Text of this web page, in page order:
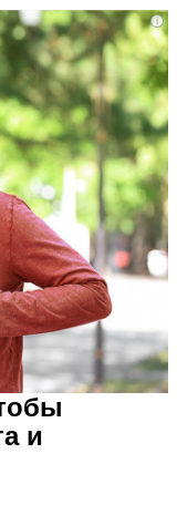
i
и